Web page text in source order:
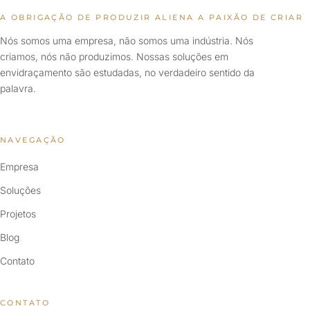
A OBRIGAÇÃO DE PRODUZIR ALIENA A PAIXÃO DE CRIAR
Nós somos uma empresa, não somos uma indústria. Nós
criamos, nós não produzimos. Nossas soluções em
envidraçamento são estudadas, no verdadeiro sentido da
palavra.
NAVEGAÇÃO
Empresa
Soluções
Projetos
Blog
Contato
CONTATO